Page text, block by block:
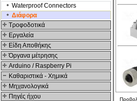
Waterproof Connectors
Διάφορα
Τροφοδοτικά
Εργαλεία
Είδη Αποθήκης
Όργανα μέτρησης
Arduino / Raspberry Pi
Καθαριστικά - Χημικά
Μηχανολογικά
Πηγές ήχου